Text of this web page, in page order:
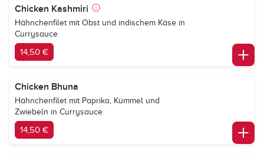
Chicken Kashmiri
Hähnchenfilet mit Obst und indischem Käse in
Currysauce
14,50 €
Chicken Bhuna
Hähnchenfilet mit Paprika, Kümmel und
Zwiebeln in Currysauce
14,50 €